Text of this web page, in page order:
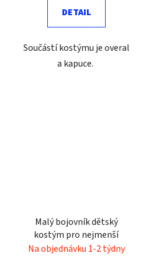
DETAIL
Součástí kostýmu je overal
a kapuce.
Malý bojovník dětský
kostým pro nejmenší
Na objednávku 1-2 týdny